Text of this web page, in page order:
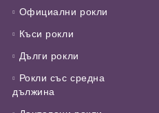
Официални рокли
Къси рокли
Дълги рокли
Рокли със средна
дължина